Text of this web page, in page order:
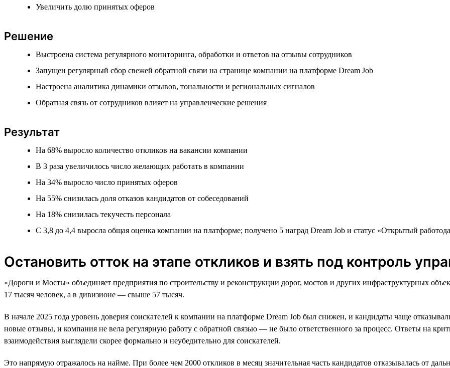
Увеличить долю принятых оферов
Решение
Выстроена система регулярного мониторинга, обработки и ответов на отзывы сотрудников
Запущен регулярный сбор свежей обратной связи на странице компании на платформе Dream Job
Настроена аналитика динамики отзывов, тональности и региональных сигналов
Обратная связь от сотрудников влияет на управленческие решения
Результат
На 68% выросло количество откликов на вакансии компании
В 3 раза увеличилось число желающих работать в компании
На 34% выросло число принятых оферов
На 55% снизилась доля отказов кандидатов от собеседований
На 18% снизилась текучесть персонала
С 3,8 до 4,4 выросла общая оценка компании на платформе; получено 5 наград Dream Job и статус «Открытый
Остановить отток на этапе откликов и взять под контроль
«Дороги и Мосты» объединяет предприятия по строительству и реконструкции дорог, мостов и других инфраструктурных
17 тысяч человек, а в дивизионе — свыше 57 тысяч.
В начале 2025 года уровень доверия соискателей к компании на платформе Dream Job был снижен, и кандидаты чаще
новые отзывы, и компания не вела регулярную работу с обратной связью — не было ответственного за процесс. Ответы на
взаимодействия выглядели скорее формально и неубедительно для соискателей.
Это напрямую отражалось на найме. При более чем 2000 откликов в месяц значительная часть кандидатов отказывалась от